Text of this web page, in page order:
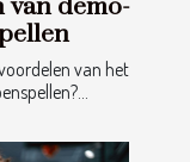
van demo-
van het